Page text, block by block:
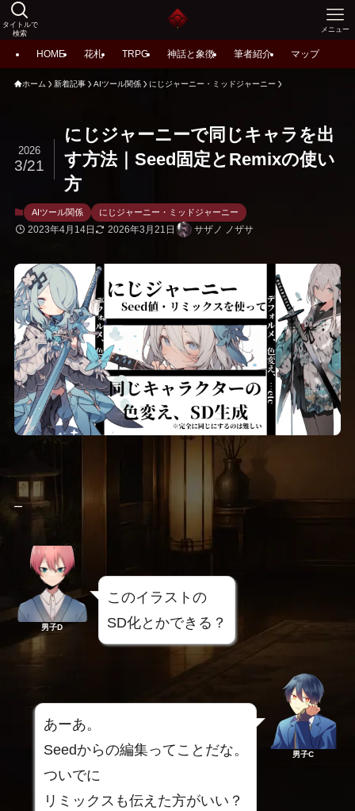
タイトルで
検索
メニュー
HOME 花札 TRPG 神話と象徴 筆者紹介 マップ
ホーム 新着記事 AIツール関係 にじジャーニー・ミッドジャーニー
にじジャーニーで同じキャラを出
す方法｜Seed固定とRemixの使い
方
2026
3/21
AIツール関係 にじジャーニー・ミッドジャーニー
2023年4月14日 2026年3月21日 サザノ ノザサ
–
男子D
このイラストの
SD化とかできる？
あーあ。
Seedからの編集ってことだな。
ついでに
リミックスも伝えた方がいい？
男子C